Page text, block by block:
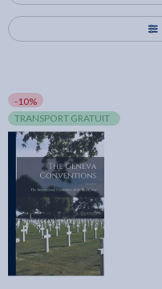
-10%
TRANSPORT GRATUIT